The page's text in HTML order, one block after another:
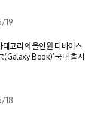
19
테고리의 올인원 디바이스
(Galaxy Book)’ 국내 출시
18